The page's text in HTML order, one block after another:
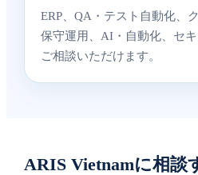
ERP、QA・テスト自動化、
保守運用、AI・自動化、セ
ご相談いただけます。
ARIS Vietnamに相談